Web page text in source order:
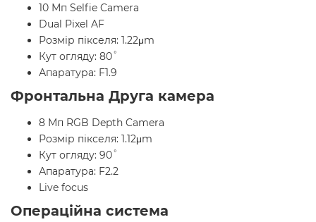
10 Мп Selfie Camera
Dual Pixel AF
Розмір пікселя: 1.22μm
Кут огляду: 80˚
Апаратура: F1.9
Фронтальна Друга камера
8 Мп RGB Depth Camera
Розмір пікселя: 1.12μm
Кут огляду: 90˚
Апаратура: F2.2
Live focus
Операційна система